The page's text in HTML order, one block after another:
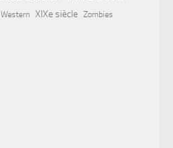
Western XIXe siècle Zombies